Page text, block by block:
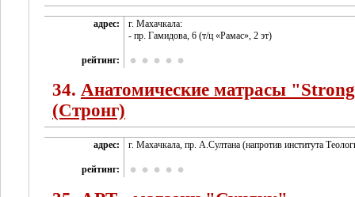
адрес:
г. Махачкала:
- пр. Гамидова, 6 (т/ц «Рамас», 2 эт)
рейтинг:
34. Анатомические матрасы
(Стронг)
адрес: г. Махачкала, пр. А.Султана (напротив института
рейтинг: